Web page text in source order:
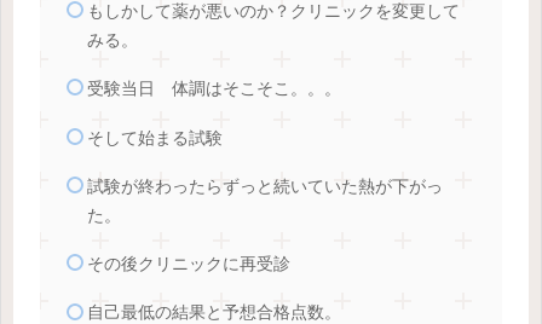
もしかして薬が悪いのか？クリニックを変更して
みる。
受験当日 体調はそこそこ。。。
そして始まる試験
試験が終わったらずっと続いていた熱が下がっ
た。
その後クリニックに再受診
自己最低の結果と予想合格点数。